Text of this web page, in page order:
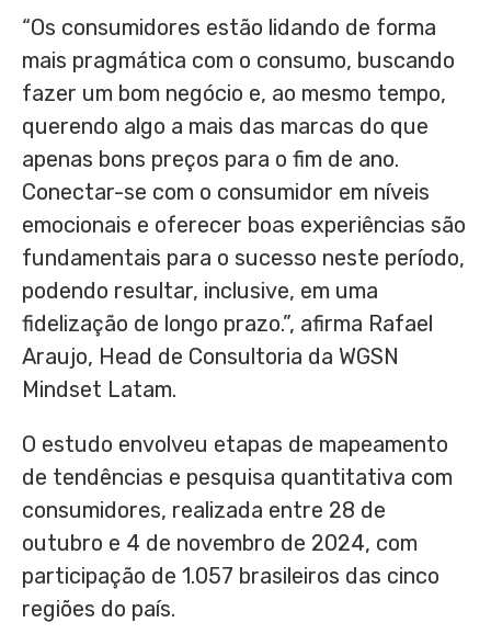
“Os consumidores estão lidando de forma
mais pragmática com o consumo, buscando
fazer um bom negócio e, ao mesmo tempo,
querendo algo a mais das marcas do que
apenas bons preços para o fim de ano.
Conectar-se com o consumidor em níveis
emocionais e oferecer boas experiências são
fundamentais para o sucesso neste período,
podendo resultar, inclusive, em uma
fidelização de longo prazo.”, afirma Rafael
Araujo, Head de Consultoria da WGSN
Mindset Latam.
O estudo envolveu etapas de mapeamento
de tendências e pesquisa quantitativa com
consumidores, realizada entre 28 de
outubro e 4 de novembro de 2024, com
participação de 1.057 brasileiros das cinco
regiões do país.